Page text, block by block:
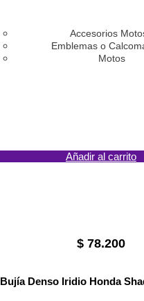
Accesorios
Emblemas o
Motos
Añadir al carrito
$ 78.200
Bujía Denso Iridio Honda